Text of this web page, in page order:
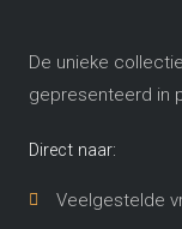
De unieke
gepresenteerd in
Direct naar:
Veelgestelde